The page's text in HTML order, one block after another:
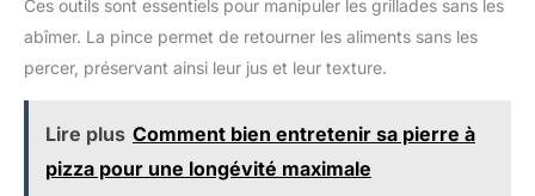
Ces outils sont essentiels pour manipuler les grillades sans les
abîmer. La pince permet de retourner les aliments sans les
percer, préservant ainsi leur jus et leur texture.
Lire plus Comment bien entretenir sa pierre à
pizza pour une longévité maximale